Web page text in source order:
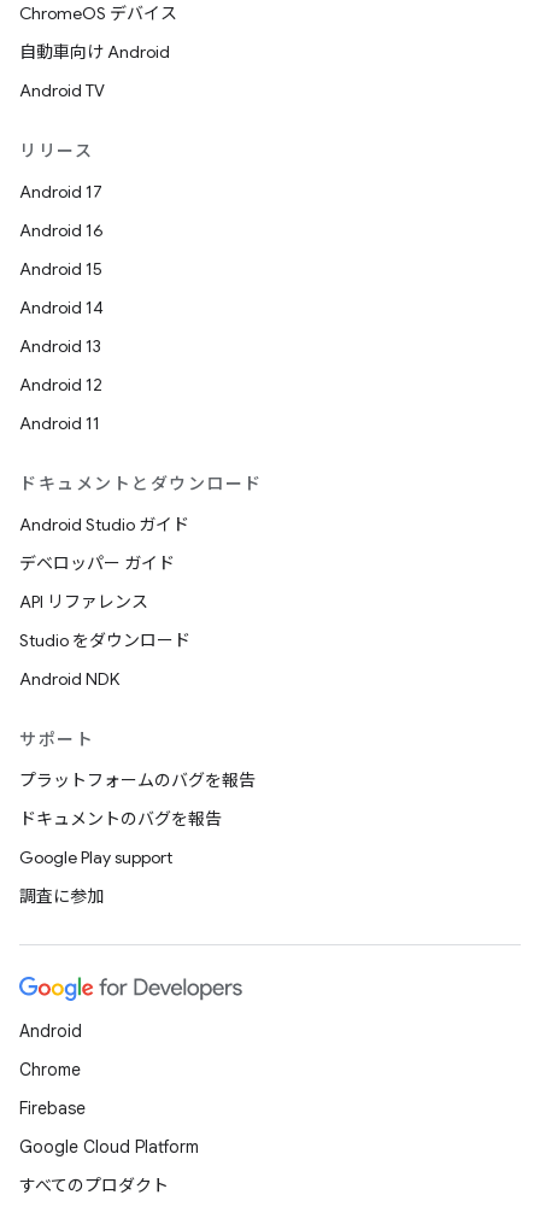
ChromeOS デバイス
自動車向け Android
Android TV
リリース
Android 17
Android 16
Android 15
Android 14
Android 13
Android 12
Android 11
ドキュメントとダウンロード
Android Studio ガイド
デベロッパー ガイド
API リファレンス
Studio をダウンロード
Android NDK
サポート
プラットフォームのバグを報告
ドキュメントのバグを報告
Google Play support
調査に参加
Android
Chrome
Firebase
Google Cloud Platform
すべてのプロダクト